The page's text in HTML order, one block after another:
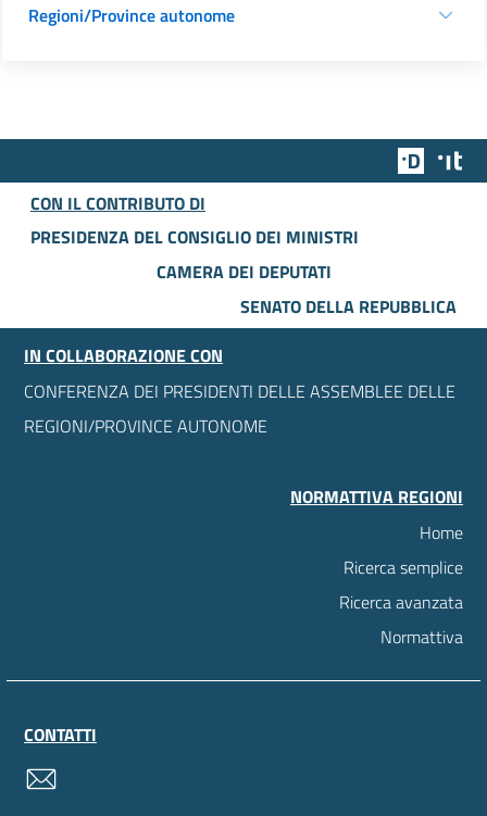
Regioni/Province autonome
Team
CON IL CONTRIBUTO DI
PRESIDENZA DEL CONSIGLIO DEI MINISTRI
CAMERA DEI DEPUTATI
SENATO DELLA REPUBBLICA
IN COLLABORAZIONE CON
CONFERENZA DEI PRESIDENTI DELLE ASSEMBLEE DELLE
REGIONI/PROVINCE AUTONOME
NORMATTIVA REGIONI
Home
Ricerca semplice
Ricerca avanzata
Normattiva
CONTATTI